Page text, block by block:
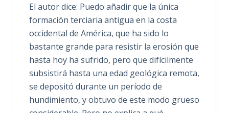
El autor dice: Puedo añadir que la única
formación terciaria antigua en la costa
occidental de América, que ha sido lo
bastante grande para resistir la erosión que
hasta hoy ha sufrido, pero que difícilmente
subsistirá hasta una edad geológica remota,
se depositó durante un período de
hundimiento, y obtuvo de este modo grueso